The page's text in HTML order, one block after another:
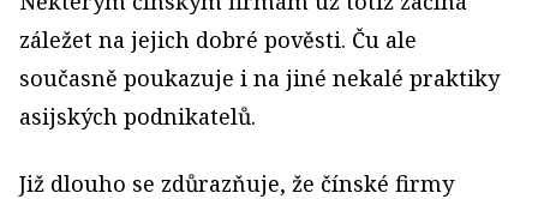
záležet na jejich dobré pověsti. Ču ale
současně poukazuje i na jiné nekalé praktiky
asijských podnikatelů.
Již dlouho se zdůrazňuje, že čínské firmy